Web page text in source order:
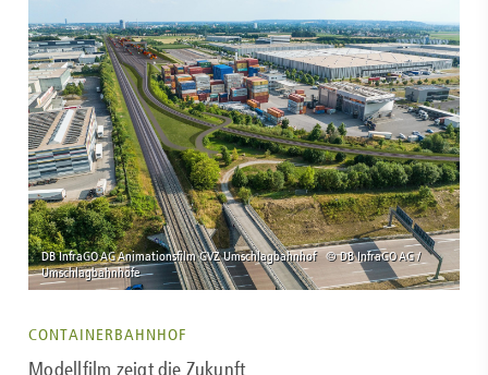
CONTAINERBAHNHOF
Modellfilm zeigt die Zukunft